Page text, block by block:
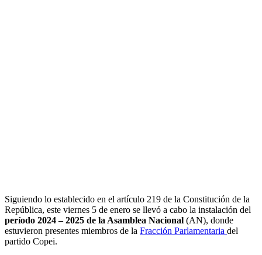
Siguiendo lo establecido en el artículo 219 de la Constitución de la
República, este viernes 5 de enero se llevó a cabo la instalación del
período 2024 – 2025 de la Asamblea Nacional (AN), donde
estuvieron presentes miembros de la Fracción Parlamentaria del
partido Copei.